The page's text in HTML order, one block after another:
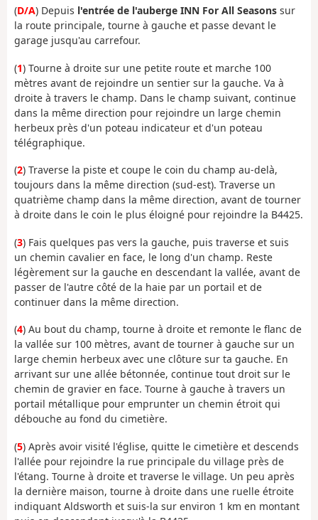
(D/A) Depuis l'entrée de l'auberge INN For All Seasons sur
la route principale, tourne à gauche et passe devant le
garage jusqu'au carrefour.
(1) Tourne à droite sur une petite route et marche 100
mètres avant de rejoindre un sentier sur la gauche. Va à
droite à travers le champ. Dans le champ suivant, continue
dans la même direction pour rejoindre un large chemin
herbeux près d'un poteau indicateur et d'un poteau
télégraphique.
(2) Traverse la piste et coupe le coin du champ au-delà,
toujours dans la même direction (sud-est). Traverse un
quatrième champ dans la même direction, avant de tourner
à droite dans le coin le plus éloigné pour rejoindre la B4425.
(3) Fais quelques pas vers la gauche, puis traverse et suis
un chemin cavalier en face, le long d'un champ. Reste
légèrement sur la gauche en descendant la vallée, avant de
passer de l'autre côté de la haie par un portail et de
continuer dans la même direction.
(4) Au bout du champ, tourne à droite et remonte le flanc de
la vallée sur 100 mètres, avant de tourner à gauche sur un
large chemin herbeux avec une clôture sur ta gauche. En
arrivant sur une allée bétonnée, continue tout droit sur le
chemin de gravier en face. Tourne à gauche à travers un
portail métallique pour emprunter un chemin étroit qui
débouche au fond du cimetière.
(5) Après avoir visité l'église, quitte le cimetière et descends
l'allée pour rejoindre la rue principale du village près de
l'étang. Tourne à droite et traverse le village. Un peu après
la dernière maison, tourne à droite dans une ruelle étroite
indiquant Aldsworth et suis-la sur environ 1 km en montant